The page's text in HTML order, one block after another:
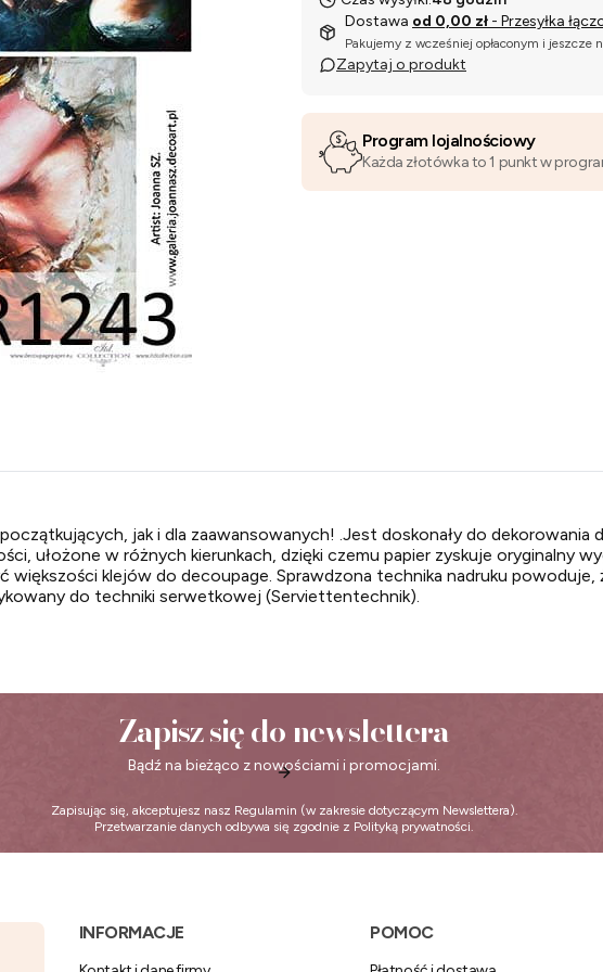
Dostawa od 0,00 zł - Przesyłka
Pakujemy z wcześniej opłaconym i jeszcze
Zapytaj o produkt
Program lojalnościowy
Każda złotówka to 1 punkt w
jak i dla zaawansowanych! .Jest doskonały do dekorowania
ułożone w różnych kierunkach, dzięki czemu papier zyskuje oryginalny
większości klejów do decoupage. Sprawdzona technika nadruku
do techniki serwetkowej (Serviettentechnik).
Zapisz się do newslettera
Bądź na bieżąco z nowościami i promocjami.
Zapisując się, akceptujesz nasz Regulamin (w zakresie dotyczącym Newslettera).
Przetwarzanie danych odbywa się zgodnie z Polityką prywatności.
Linki w stopce
INFORMACJE POMOC